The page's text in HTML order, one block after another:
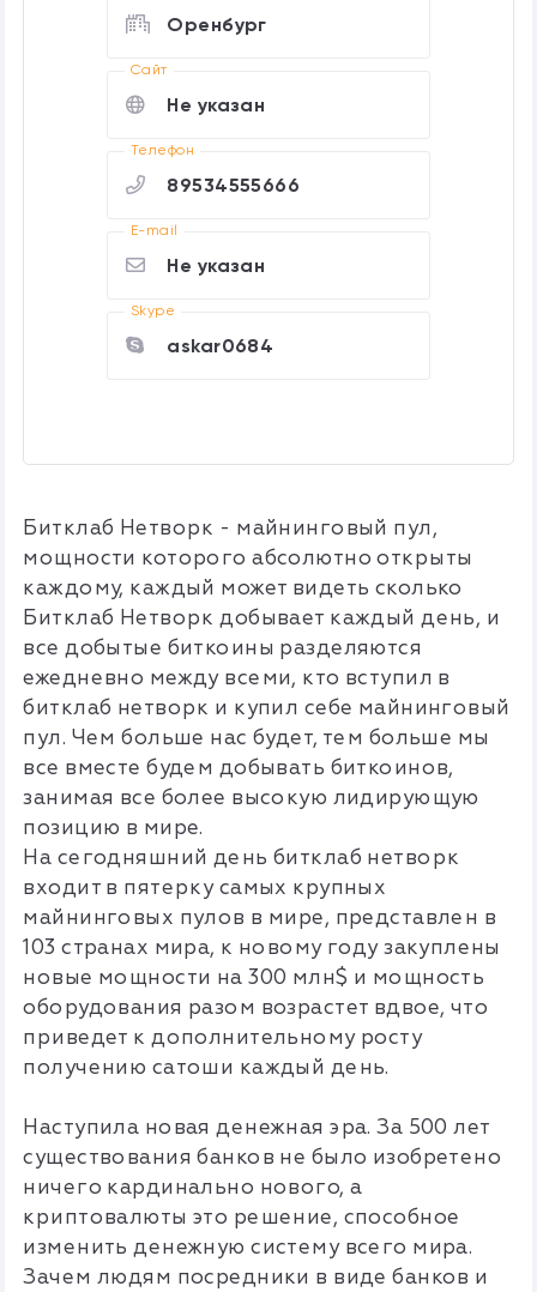
Оренбург
Cайт
Не указан
Телефон
89534555666
E-mail
Не указан
Skype
askar0684
Битклаб Нетворк - майнинговый пул,
мощности которого абсолютно открыты
каждому, каждый может видеть сколько
Битклаб Нетворк добывает каждый день, и
все добытые биткоины разделяются
ежедневно между всеми, кто вступил в
битклаб нетворк и купил себе майнинговый
пул. Чем больше нас будет, тем больше мы
все вместе будем добывать биткоинов,
занимая все более высокую лидирующую
позицию в мире.
На сегодняшний день битклаб нетворк
входит в пятерку самых крупных
майнинговых пулов в мире, представлен в
103 странах мира, к новому году закуплены
новые мощности на 300 млн$ и мощность
оборудования разом возрастет вдвое, что
приведет к дополнительному росту
получению сатоши каждый день.
Наступила новая денежная эра. За 500 лет
существования банков не было изобретено
ничего кардинально нового, а
криптовалюты это решение, способное
изменить денежную систему всего мира.
Зачем людям посредники в виде банков и